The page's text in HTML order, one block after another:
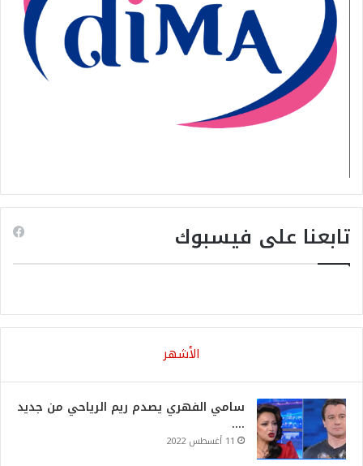
تابعنا على فيسبوك
الأشهر
سامي الفهري يصدم ريم الرياحي من جديد
….
11 أغسطس 2022